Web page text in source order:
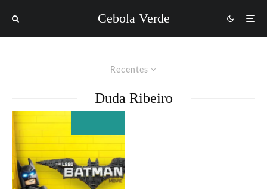
Cebola Verde
Recentes
Duda Ribeiro